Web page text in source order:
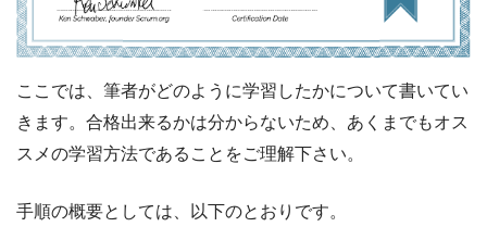
ここでは、筆者がどのように学習したかについて書いてい
きます。合格出来るかは分からないため、あくまでもオス
スメの学習方法であることをご理解下さい。
手順の概要としては、以下のとおりです。